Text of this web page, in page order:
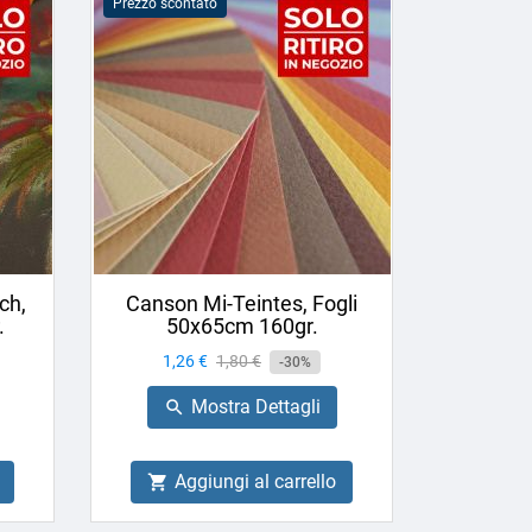
Prezzo scontato
Canson Mi-Teintes, Fogli
50x65cm 160gr.
Prezzo
1,26 € Prezzo
base
1,80 € -30%
 Mostra Dettagli
 Aggiungi al carrello